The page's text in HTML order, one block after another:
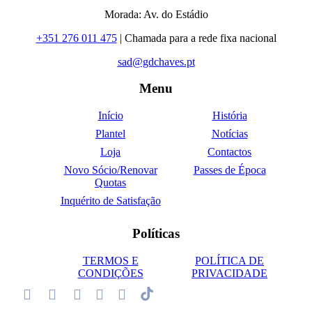
Morada: Av. do Estádio
+351 276 011 475| Chamada para a rede fixa nacional
sad@gdchaves.pt
Menu
Início
História
Plantel
Notícias
Loja
Contactos
Novo Sócio/Renovar
Quotas
Passes de Época
Inquérito de Satisfação
Políticas
TERMOS E
CONDIÇÕES
POLÍTICA DE
PRIVACIDADE